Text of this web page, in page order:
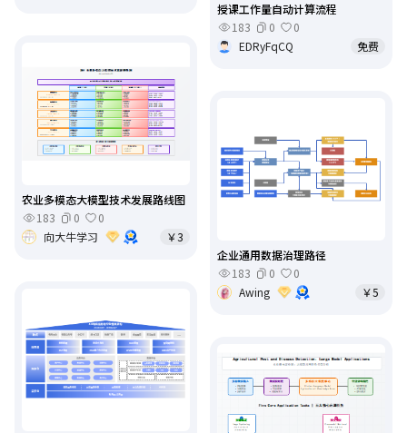
授课工作量自动计算流程
183
0
0
EDRyFqCQ
免费
农业多模态大模型技术发展路线图
183
0
0
向大牛学习
￥3
企业通用数据治理路径
183
0
0
Awing
￥5